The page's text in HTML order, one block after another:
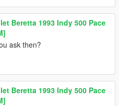
Beretta 1993 Indy 500 Pace
ask then?
Beretta 1993 Indy 500 Pace